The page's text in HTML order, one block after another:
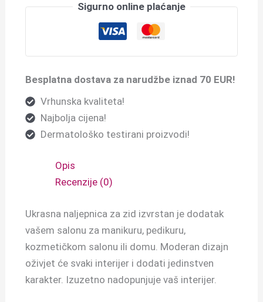
Sigurno online plaćanje
Besplatna dostava za narudžbe iznad 70 EUR!
Vrhunska kvaliteta!
Najbolja cijena!
Dermatološko testirani proizvodi!
Opis
Recenzije (0)
Ukrasna naljepnica za zid izvrstan je dodatak
vašem salonu za manikuru, pedikuru,
kozmetičkom salonu ili domu. Moderan dizajn
oživjet će svaki interijer i dodati jedinstven
karakter. Izuzetno nadopunjuje vaš interijer.